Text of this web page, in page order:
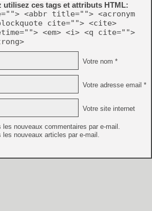
utilisez ces tags et attributs HTML:
<abbr title=""> <acronym
cite=""> <cite>
<em> <i> <q cite="">
Votre nom *
Votre adresse email *
Votre site internet
les nouveaux commentaires par e-mail.
les nouveaux articles par e-mail.